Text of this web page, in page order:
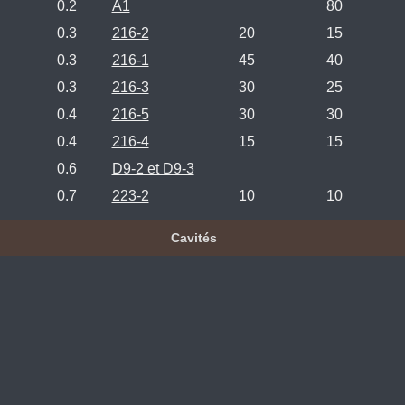
0.2
A1
80
0.3
216-2 20
15
0.3
216-1 45
40
0.3
216-3 30
25
0.4
216-5 30
30
0.4
216-4 15
15
0.6
D9-2 et D9-3
0.7
223-2 10 10
Cavités